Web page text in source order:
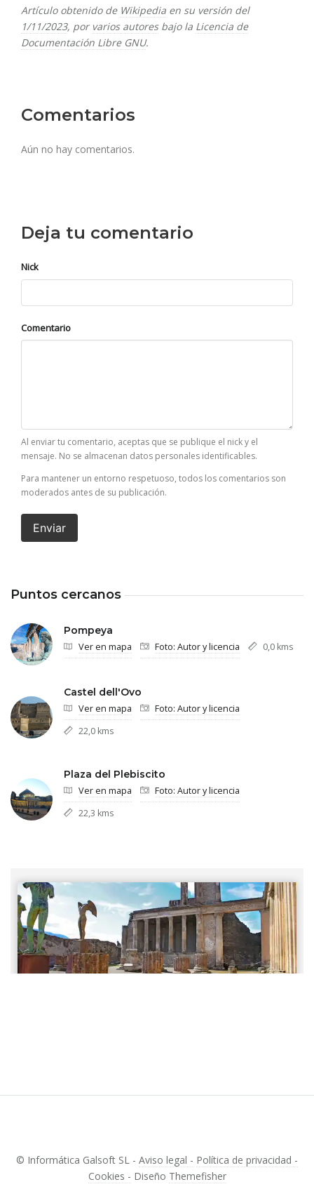
Artículo obtenido de Wikipedia en su versión del
1/11/2023, por varios autoresbajo la Licencia de
Documentación Libre GNU.
Comentarios
Aún no hay comentarios.
Deja tu comentario
Nick
Comentario
Al enviar tu comentario, aceptas que se publique el nick y el
mensaje. No se almacenan datos personales identificables.
Para mantener un entorno respetuoso, todos los comentarios son
moderados antes de su publicación.
Enviar
Puntos cercanos
Pompeya
Ver en mapa Foto: Autor y licencia 0,0 kms
Castel dell'Ovo
Ver en mapa
Foto: Autor y licencia
22,0 kms
Plaza del Plebiscito
Ver en mapa
Foto: Autor y licencia
22,3 kms
© Informática Galsoft SL - Aviso legal - Política de privacidad -
Cookies - Diseño Themefisher